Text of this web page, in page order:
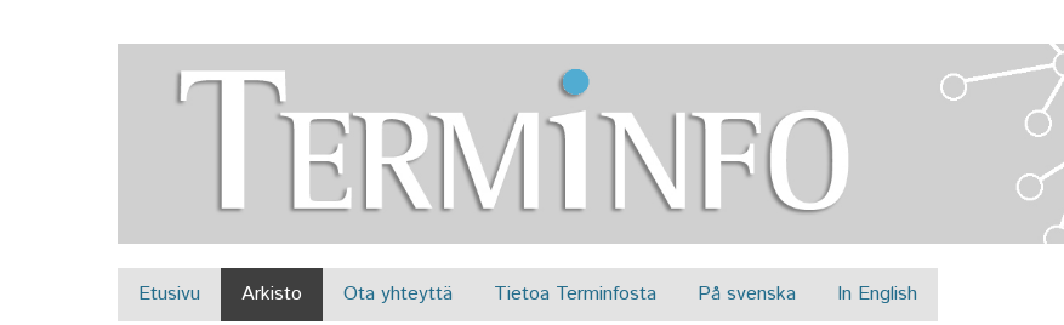
Päävalikko
Etusivu Arkisto Ota yhteyttä Tietoa Terminfosta På svenska In English